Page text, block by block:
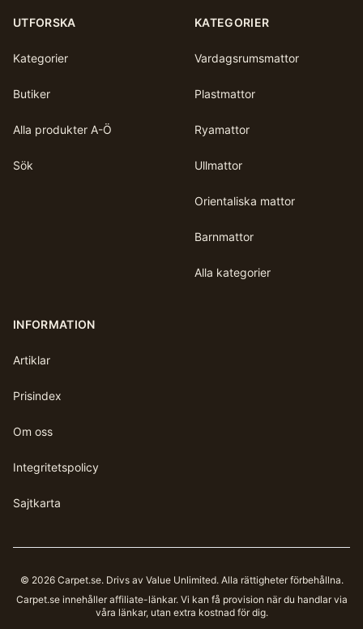
UTFORSKA
Kategorier
Butiker
Alla produkter A-Ö
Sök
KATEGORIER
Vardagsrumsmattor
Plastmattor
Ryamattor
Ullmattor
Orientaliska mattor
Barnmattor
Alla kategorier
INFORMATION
Artiklar
Prisindex
Om oss
Integritetspolicy
Sajtkarta
© 2026 Carpet.se. Drivs av Value Unlimited. Alla rättigheter förbehållna.
Carpet.seinnehåller affiliate-länkar. Vi kan få provision när du handlar via
våra länkar, utan extra kostnad för dig.